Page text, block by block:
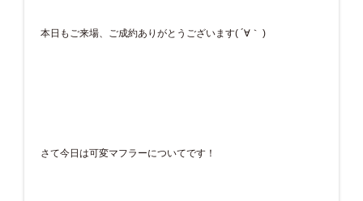
本日もご来場、ご成約ありがとうございます( ´∀｀ )
さて今日は可変マフラーについてです！